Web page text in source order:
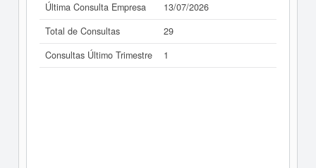
Última Consulta Empresa
13/07/2026
Total de Consultas
29
Consultas Último Trimestre
1